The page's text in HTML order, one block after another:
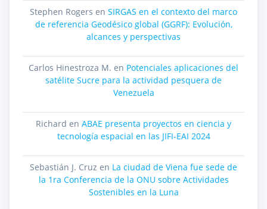
Stephen Rogers en SIRGAS en el contexto del marco
de referencia Geodésico global (GGRF): Evolución,
alcances y perspectivas
Carlos Hinestroza M. en Potenciales aplicaciones del
satélite Sucre para la actividad pesquera de
Venezuela
Richard en ABAE presenta proyectos en ciencia y
tecnología espacial en las JIFI-EAI 2024
Sebastián J. Cruz en La ciudad de Viena fue sede de
la 1ra Conferencia de la ONU sobre Actividades
Sostenibles en la Luna